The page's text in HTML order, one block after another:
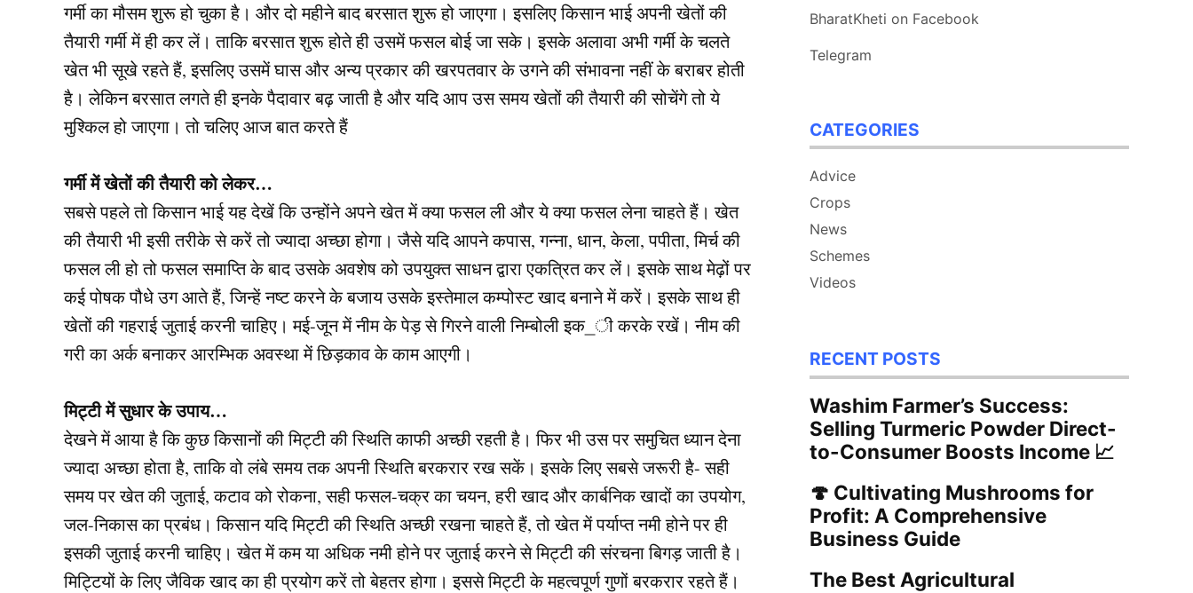
गर्मी का मौसम शुरू हो चुका है। और दो महीने बाद बरसात शुरू हो जाएगा। इसलिए किसान भाई अपनी खेतों की
तैयारी गर्मी में ही कर लें। ताकि बरसात शुरू होते ही उसमें फसल बोई जा सके। इसके अलावा अभी गर्मी के चलते
खेत भी सूखे रहते हैं, इसलिए उसमें घास और अन्य प्रकार की खरपतवार के उगने की संभावना नहीं के बराबर होती
है। लेकिन बरसात लगते ही इनके पैदावार बढ़ जाती है और यदि आप उस समय खेतों की तैयारी की सोचेंगे तो ये
मुश्किल हो जाएगा। तो चलिए आज बात करते हैं
गर्मी में खेतों की तैयारी को लेकर…
सबसे पहले तो किसान भाई यह देखें कि उन्होंने अपने खेत में क्या फसल ली और ये क्या फसल लेना चाहते हैं। खेत
की तैयारी भी इसी तरीके से करें तो ज्यादा अच्छा होगा। जैसे यदि आपने कपास, गन्ना, धान, केला, पपीता, मिर्च की
फसल ली हो तो फसल समाप्ति के बाद उसके अवशेष को उपयुक्त साधन द्वारा एकत्रित कर लें। इसके साथ मेढ़ों पर
कई पोषक पौधे उग आते हैं, जिन्हें नष्ट करने के बजाय उसके इस्तेमाल कम्पोस्ट खाद बनाने में करें। इसके साथ ही
खेतों की गहराई जुताई करनी चाहिए। मई-जून में नीम के पेड़ से गिरने वाली निम्बोली इक_ी करके रखें। नीम की
गरी का अर्क बनाकर आरम्भिक अवस्था में छिड़काव के काम आएगी।
मिट्टी में सुधार के उपाय…
देखने में आया है कि कुछ किसानों की मिट्टी की स्थिति काफी अच्छी रहती है। फिर भी उस पर समुचित ध्यान देना
ज्यादा अच्छा होता है, ताकि वो लंबे समय तक अपनी स्थिति बरकरार रख सकें। इसके लिए सबसे जरूरी है- सही
समय पर खेत की जुताई, कटाव को रोकना, सही फसल-चक्र का चयन, हरी खाद और कार्बनिक खादों का उपयोग,
जल-निकास का प्रबंध। किसान यदि मिट्टी की स्थिति अच्छी रखना चाहते हैं, तो खेत में पर्याप्त नमी होने पर ही
इसकी जुताई करनी चाहिए। खेत में कम या अधिक नमी होने पर जुताई करने से मिट्टी की संरचना बिगड़ जाती है।
मिट्टियों के लिए जैविक खाद का ही प्रयोग करें तो बेहतर होगा। इससे मिट्टी के महत्वपूर्ण गुणों बरकरार रहते हैं।
BharatKheti on Facebook
Telegram
CATEGORIES
Advice
Crops
News
Schemes
Videos
RECENT POSTS
Washim Farmer’s Success:
Selling Turmeric Powder Direct-
to-Consumer Boosts Income 📈
🍄 Cultivating Mushrooms for
Profit: A Comprehensive
Business Guide
The Best Agricultural